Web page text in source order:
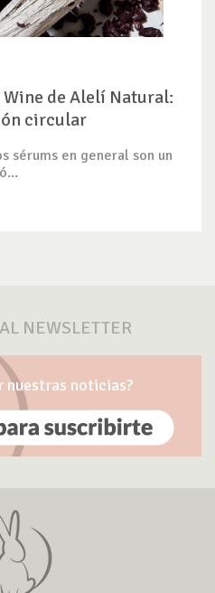
de Alelí Natural:
circular
sérums en general son un
NEWSLETTER
nuestras noticias?